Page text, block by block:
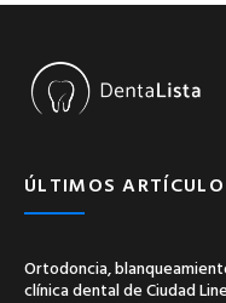
ÚLTIMOS
Ortodoncia,
clínica dental de Ciudad